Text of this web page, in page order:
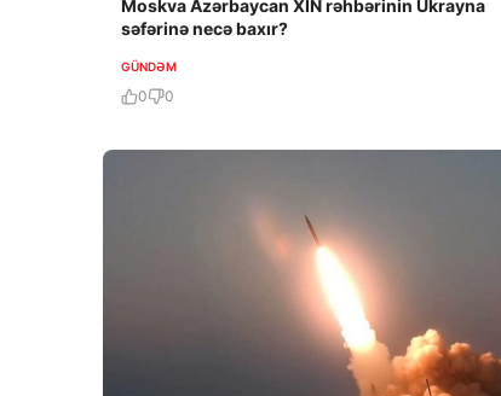
Moskva Azərbaycan XİN rəhbərinin Ukrayna
səfərinə necə baxır?
GÜNDƏM
0 0